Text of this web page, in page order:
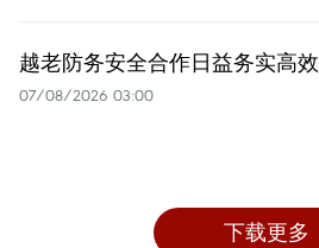
越老防务安全合作日益务实高效
07/08/2026 03:00
下载更多